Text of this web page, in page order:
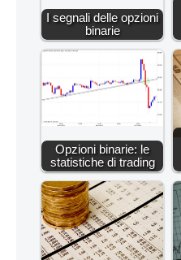
I segnali delle opzioni
binarie
Opzioni binarie: le
statistiche di trading